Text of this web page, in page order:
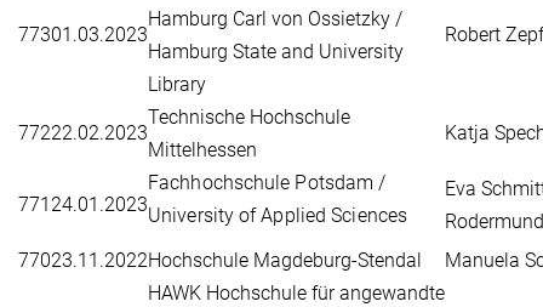
77301.03.2023
Hamburg Carl von Ossietzky /
Hamburg State and University
Library
Robert Zepf
77222.02.2023
Technische Hochschule
Mittelhessen
Katja
771 24.01.2023
Fachhochschule Potsdam /
University of Applied Sciences
Eva
Rodermund
77023.11.2022Hochschule Magdeburg-Stendal Manuela
HAWK Hochschule für angewandte